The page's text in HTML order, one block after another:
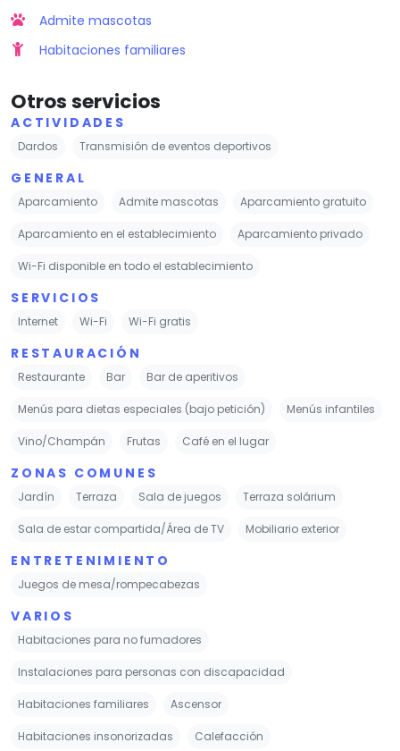
Admite mascotas
Habitaciones familiares
Otros servicios
ACTIVIDADES
Dardos Transmisión de eventos deportivos
GENERAL
Aparcamiento Admite mascotas Aparcamiento gratuito
Aparcamiento en el establecimiento Aparcamiento privado
Wi-Fi disponible en todo el establecimiento
SERVICIOS
Internet Wi-Fi Wi-Fi gratis
RESTAURACIÓN
Restaurante Bar Bar de aperitivos
Menús para dietas especiales (bajo petición) Menús infantiles
Vino/Champán Frutas Café en el lugar
ZONAS COMUNES
Jardín Terraza Sala de juegos Terraza solárium
Sala de estar compartida/Área de TV Mobiliario exterior
ENTRETENIMIENTO
Juegos de mesa/rompecabezas
VARIOS
Habitaciones para no fumadores
Instalaciones para personas con discapacidad
Habitaciones familiares Ascensor
Habitaciones insonorizadas Calefacción